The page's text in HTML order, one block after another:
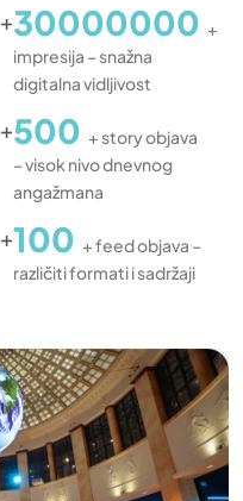
+30000000 +
impresija – snažna
digitalna vidljivost
+500 + story objava
– visok nivo dnevnog
angažmana
+100 + feed objava –
različiti formati i sadržaji